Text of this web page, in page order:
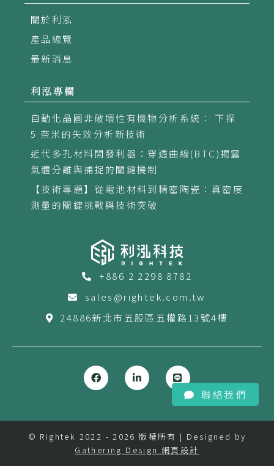
聯絡我們
關於利泓
產品總覽
最新消息
利泓專欄
自動化晶圓非破壞性有機物分析系統： 下探
5 奈米的失效分析新技術
近代多孔材料開發利器：穿透曲線(BTC)揭露
氣體分離與捕捉的關鍵機制
【技術專題】從電池材料到精密陶瓷：真密度
測量的關鍵挑戰與技術突破
+886 2 2298 8782
sales@rightek.com.tw
24886新北市五股區五權路13號4樓
© Rightek 2022 - 2026 版權所有 | Designed by
Gathering Design 網頁設計